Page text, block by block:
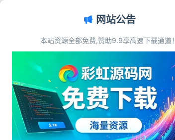
首页>标签：电商源码
标签：电商源码
网赚副业
网站公告
本站资源全部免费,赞助9.9享高速下载通道！